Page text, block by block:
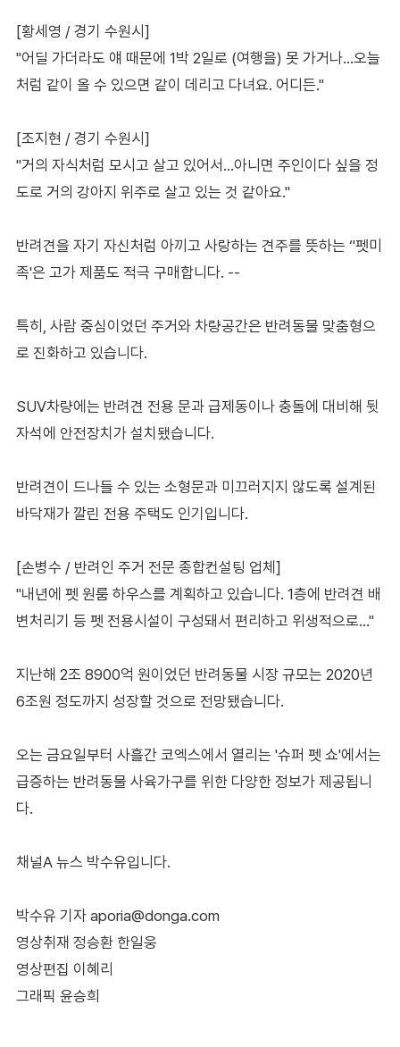
[황세영 / 경기 수원시]
"어딜 가더라도 얘 때문에 1박 2일로 (여행을) 못 가거나…오늘
처럼 같이 올 수 있으면 같이 데리고 다녀요. 어디든."
[조지현 / 경기 수원시]
"거의 자식처럼 모시고 살고 있어서…아니면 주인이다 싶을 정
도로 거의 강아지 위주로 살고 있는 것 같아요."
반려견을 자기 자신처럼 아끼고 사랑하는 견주를 뜻하는 ‘'펫미
족'은 고가 제품도 적극 구매합니다. --
특히, 사람 중심이었던 주거와 차량공간은 반려동물 맞춤형으
로 진화하고 있습니다.
SUV차량에는 반려견 전용 문과 급제동이나 충돌에 대비해 뒷
자석에 안전장치가 설치됐습니다.
반려견이 드나들 수 있는 소형문과 미끄러지지 않도록 설계된
바닥재가 깔린 전용 주택도 인기입니다.
[손병수 / 반려인 주거 전문 종합컨설팅 업체]
"내년에 펫 원룸 하우스를 계획하고 있습니다. 1층에 반려견 배
변처리기 등 펫 전용시설이 구성돼서 편리하고 위생적으로…"
지난해 2조 8900억 원이었던 반려동물 시장 규모는 2020년
6조원 정도까지 성장할 것으로 전망됐습니다.
오는 금요일부터 사흘간 코엑스에서 열리는 '슈퍼 펫 쇼'에서는
급증하는 반려동물 사육가구를 위한 다양한 정보가 제공됩니
다.
채널A 뉴스 박수유입니다.
박수유 기자 aporia@donga.com
영상취재 정승환 한일웅
영상편집 이혜리
그래픽 윤승희